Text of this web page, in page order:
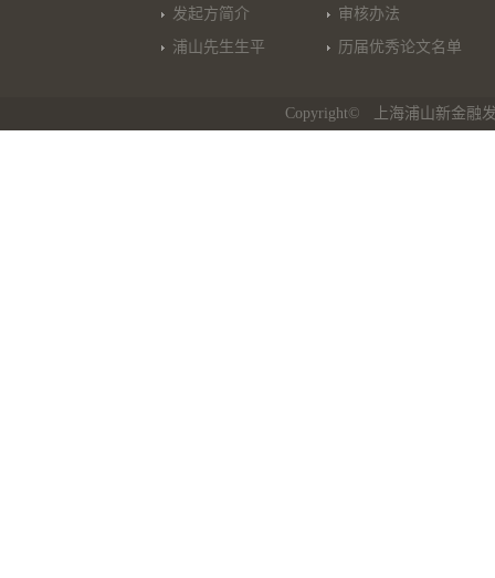
发起方简介
浦山先生生平
审核办法
历届优秀论文名单
Copyright© 上海浦山新金融